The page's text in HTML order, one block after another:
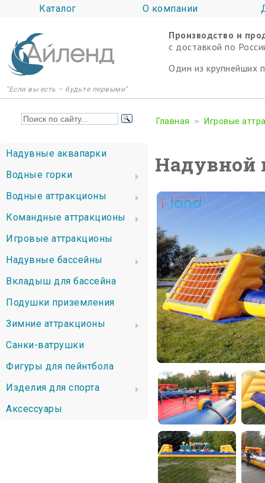
Каталог О компании
Производство и
c доставкой по
Один из крупнейших
"Если вы есть – будьте первыми"
Надувные аквапарки
Водные горки
Водные аттракционы
Командные аттракционы
Игровые аттракционы
Надувные бассейны
Вкладыш для бассейна
Подушки приземления
Зимние аттракционы
Санки-ватрушки
Фигуры для пейнтбола
Изделия для спорта
Аксессуары
Главная Игровые
Надувной